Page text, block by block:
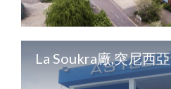
La Soukra廠,突尼西亞